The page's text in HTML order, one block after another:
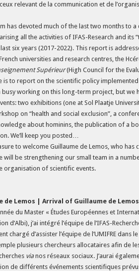
relevant de la communication et de
has devoted much of the last two months to
all the activities of IFAS-Research and its
six years (2017-2022). This report is
universities and research centres, the
Supérieur(High Council for the
is to report on the scientific policy
working on this long-term project, but we
two exhibitions (one at Sol Plaatje
on “health and social exclusion”, a
about hominins, the publication of a
We’ll keep you posted…
to welcome Guillaume de Lemos, who
will be strengthening our small team in a
organisation of scientific events.
de Lemos | Arrival of Guillaume de Lemos
du Master « Études Européennes et
d’Albi), j’ai intégré l’équipe de l’IFAS-
chargé d’assister l’équipe de l’UMIFRE dans
plusieurs chercheurs allocataires afin de
via nos réseaux sociaux. J’aurai
de différents événements scientifiques